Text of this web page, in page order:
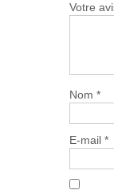
Votre
Nom *
E-mail *